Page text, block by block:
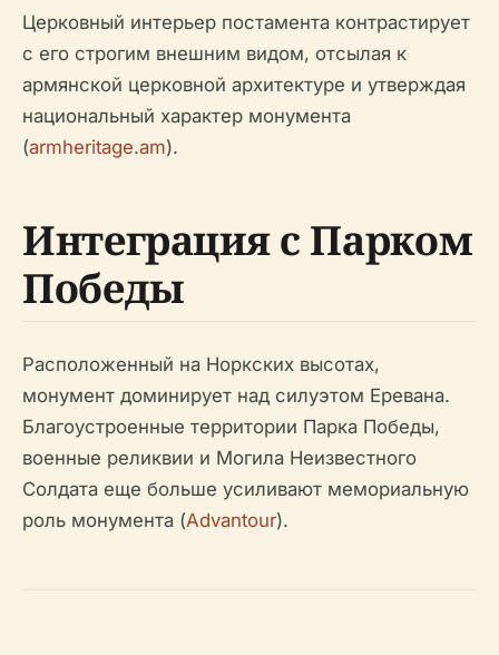
Церковный интерьер постамента контрастирует
с его строгим внешним видом, отсылая к
армянской церковной архитектуре и утверждая
национальный характер монумента
(armheritage.am).
Интеграция с Парком
Победы
Расположенный на Норкских высотах,
монумент доминирует над силуэтом Еревана.
Благоустроенные территории Парка Победы,
военные реликвии и Могила Неизвестного
Солдата еще больше усиливают мемориальную
роль монумента (Advantour).